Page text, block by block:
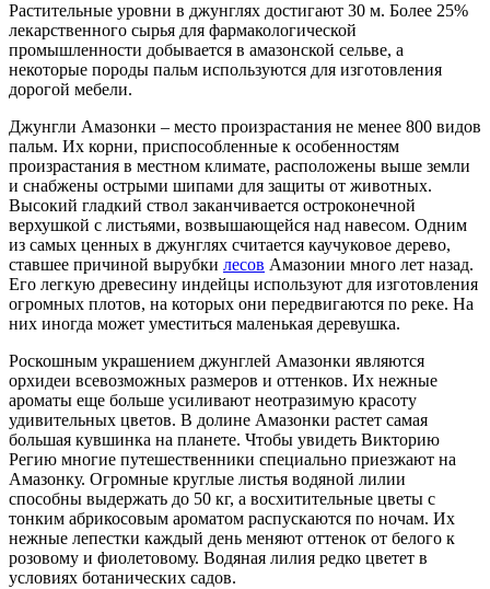
Растительные уровни в джунглях достигают 30 м. Более 25%
лекарственного сырья для фармакологической
промышленности добывается в амазонской сельве, а
некоторые породы пальм используются для изготовления
дорогой мебели.
Джунгли Амазонки – место произрастания не менее 800 видов
пальм. Их корни, приспособленные к особенностям
произрастания в местном климате, расположены выше земли
и снабжены острыми шипами для защиты от животных.
Высокий гладкий ствол заканчивается остроконечной
верхушкой с листьями, возвышающейся над навесом. Одним
из самых ценных в джунглях считается каучуковое дерево,
ставшее причиной вырубки лесов Амазонии много лет назад.
Его легкую древесину индейцы используют для изготовления
огромных плотов, на которых они передвигаются по реке. На
них иногда может уместиться маленькая деревушка.
Роскошным украшением джунглей Амазонки являются
орхидеи всевозможных размеров и оттенков. Их нежные
ароматы еще больше усиливают неотразимую красоту
удивительных цветов. В долине Амазонки растет самая
большая кувшинка на планете. Чтобы увидеть Викторию
Регию многие путешественники специально приезжают на
Амазонку. Огромные круглые листья водяной лилии
способны выдержать до 50 кг, а восхитительные цветы с
тонким абрикосовым ароматом распускаются по ночам. Их
нежные лепестки каждый день меняют оттенок от белого к
розовому и фиолетовому. Водяная лилия редко цветет в
условиях ботанических садов.